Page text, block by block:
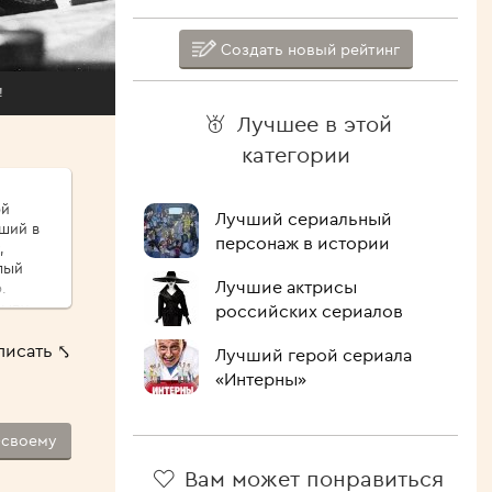
в
⤣
Создать новый рейтинг
Лучшее в этой
категории
Лучший сериальный
персонаж в истории
Лучшие актрисы
российских сериалов
Лучший герой сериала
«Интерны»
Вам может понравиться